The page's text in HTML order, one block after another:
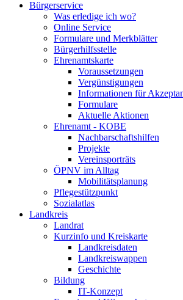
Bürgerservice
Was erledige ich wo?
Online Service
Formulare und Merkblätter
Bürgerhilfsstelle
Ehrenamtskarte
Voraussetzungen
Vergünstigungen
Informationen für
Formulare
Aktuelle Aktionen
Ehrenamt - KOBE
Nachbarschaftshilfen
Projekte
Vereinsporträts
ÖPNV im Alltag
Mobilitätsplanung
Pflegestützpunkt
Sozialatlas
Landkreis
Landrat
Kurzinfo und Kreiskarte
Landkreisdaten
Landkreiswappen
Geschichte
Bildung
IT-Konzept